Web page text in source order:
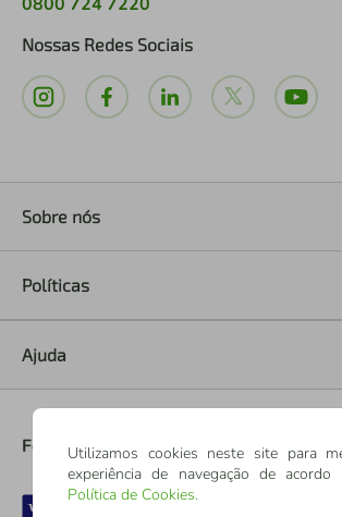
Nossas Redes Sociais
Sobre nós
Políticas
Ajuda
Formas de Pagamento
Utilizamos cookies neste site para
experiência de navegação de acordo
Política de Cookies.